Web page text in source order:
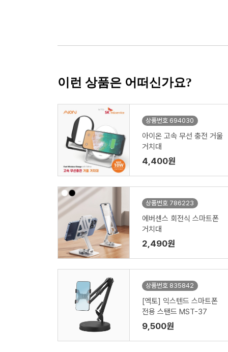
이런 상품은 어떠신가요?
상품번호 694030
아이온 고속 무선 충전 거울
거치대
4,400원
상품번호 786223
에버센스 회전식 스마트폰
거치대
2,490원
상품번호 835842
[엑토] 익스텐드 스마트폰
전용 스탠드 MST-37
9,500원